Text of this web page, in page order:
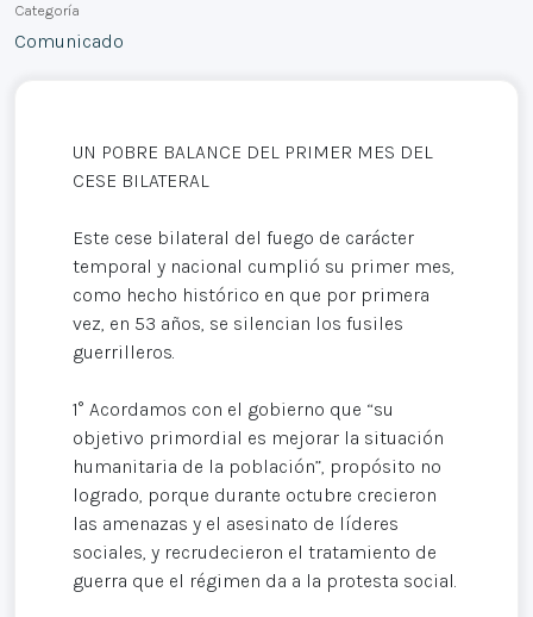
Categoría
Comunicado
UN POBRE BALANCE DEL PRIMER MES DEL
CESE BILATERAL
Este cese bilateral del fuego de carácter
temporal y nacional cumplió su primer mes,
como hecho histórico en que por primera
vez, en 53 años, se silencian los fusiles
guerrilleros.
1° Acordamos con el gobierno que “su
objetivo primordial es mejorar la situación
humanitaria de la población”, propósito no
logrado, porque durante octubre crecieron
las amenazas y el asesinato de líderes
sociales, y recrudecieron el tratamiento de
guerra que el régimen da a la protesta social.